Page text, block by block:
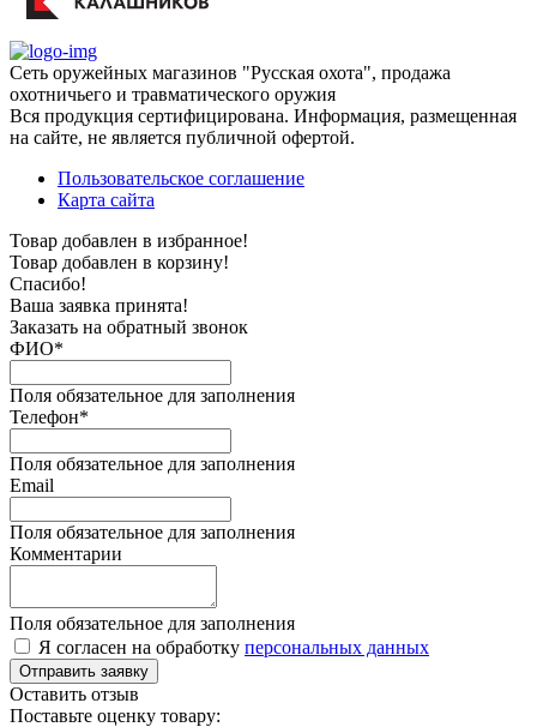
Сеть оружейных магазинов "Русская охота", продажа
охотничьего и травматического оружия
Вся продукция сертифицирована. Информация, размещенная
на сайте, не является публичной офертой.
Пользовательское соглашение
Карта сайта
Товар добавлен в избранное!
Товар добавлен в корзину!
Спасибо!
Ваша заявка принята!
Заказать на обратный звонок
ФИО*
Поля обязательное для заполнения
Телефон*
Поля обязательное для заполнения
Email
Поля обязательное для заполнения
Комментарии
Поля обязательное для заполнения
Я согласен на обработку персональных данных
Отправить заявку
Оставить отзыв
Поставьте оценку товару: